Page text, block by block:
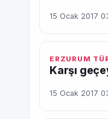
15 Ocak 2017
ERZURUM
Karşı
15 Ocak 2017